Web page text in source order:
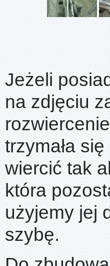
Jeżeli
na zdjęciu
trzymała
wiercić tak
która
użyjemy jej
szybę.